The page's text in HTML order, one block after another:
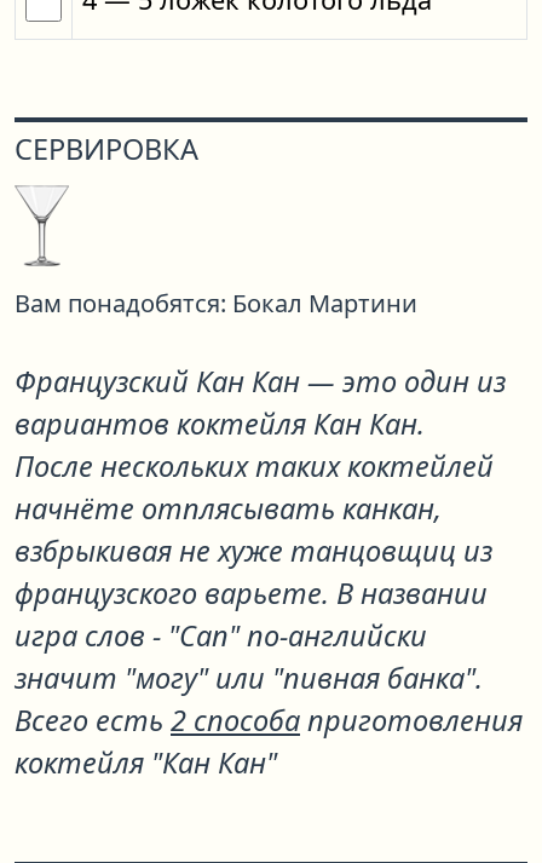
СЕРВИРОВКА
Вам понадобятся: Бокал Мартини
Французский Кан Кан— это один из
вариантов коктейля Кан Кан.
После нескольких таких коктейлей
начнёте отплясывать канкан,
взбрыкивая не хуже танцовщиц из
французского варьете. В названии
игра слов - "Can" по-английски
значит "могу" или "пивная банка".
Всего есть 2 способаприготовления
коктейля "Кан Кан"